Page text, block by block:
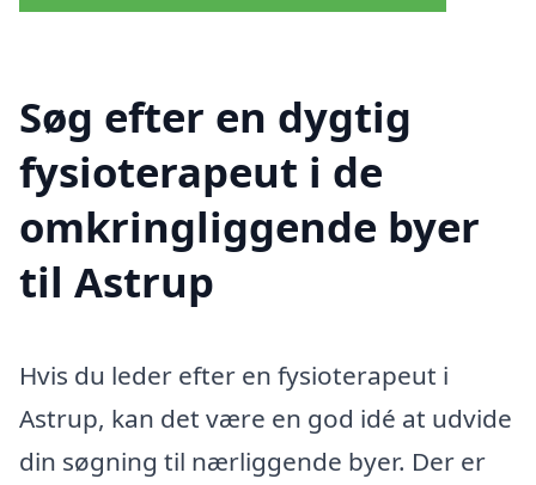
Søg efter en dygtig
fysioterapeut i de
omkringliggende byer
til Astrup
Hvis du leder efter en fysioterapeut i
Astrup, kan det være en god idé at udvide
din søgning til nærliggende byer. Der er